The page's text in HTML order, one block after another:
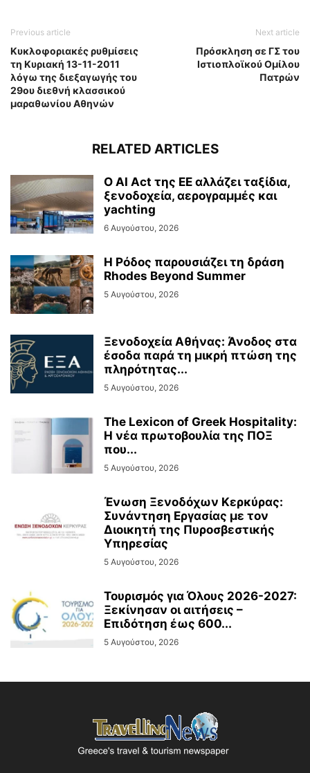
Previous article
Κυκλοφοριακές ρυθμίσεις
τη Κυριακή 13-11-2011
λόγω της διεξαγωγής του
29ου διεθνή κλασσικού
μαραθωνίου Αθηνών
Next article
Πρόσκληση σε ΓΣ του
Ιστιοπλοϊκού Ομίλου
Πατρών
RELATED ARTICLES
Ο AI Act της ΕΕ αλλάζει ταξίδια,
ξενοδοχεία, αερογραμμές και
yachting
6 Αυγούστου, 2026
Η Ρόδος παρουσιάζει τη δράση
Rhodes Beyond Summer
5 Αυγούστου, 2026
Ξενοδοχεία Αθήνας: Άνοδος στα
έσοδα παρά τη μικρή πτώση της
πληρότητας...
5 Αυγούστου, 2026
The Lexicon of Greek Hospitality:
Η νέα πρωτοβουλία της ΠΟΞ
που...
5 Αυγούστου, 2026
Ένωση Ξενοδόχων Κερκύρας:
Συνάντηση Εργασίας με τον
Διοικητή της Πυροσβεστικής
Υπηρεσίας
5 Αυγούστου, 2026
Τουρισμός για Όλους 2026-2027:
Ξεκίνησαν οι αιτήσεις –
Επιδότηση έως 600...
5 Αυγούστου, 2026